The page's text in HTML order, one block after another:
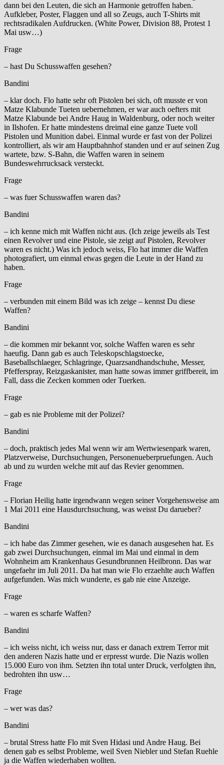
dann bei den Leuten, die sich an Harmonie getroffen haben.
Aufkleber, Poster, Flaggen und all so Zeugs, auch T-Shirts mit
rechtsradikalen Aufdrucken. (White Power, Division 88, Protest 1
Mai usw…)
Frage
– hast Du Schusswaffen gesehen?
Bandini
– klar doch. Flo hatte sehr oft Pistolen bei sich, oft musste er von
Matze Klabunde Tueten uebernehmen, er war auch oefters mit
Matze Klabunde bei Andre Haug in Waldenburg, oder noch weiter
in Ilshofen. Er hatte mindestens dreimal eine ganze Tuete voll
Pistolen und Munition dabei. Einmal wurde er fast von der Polizei
kontrolliert, als wir am Hauptbahnhof standen und er auf seinen Zug
wartete, bzw. S-Bahn, die Waffen waren in seinem
Bundeswehrrucksack versteckt.
Frage
– was fuer Schusswaffen waren das?
Bandini
– ich kenne mich mit Waffen nicht aus. (Ich zeige jeweils als Test
einen Revolver und eine Pistole, sie zeigt auf Pistolen, Revolver
waren es nicht.) Was ich jedoch weiss, Flo hat immer die Waffen
photografiert, um einmal etwas gegen die Leute in der Hand zu
haben.
Frage
– verbunden mit einem Bild was ich zeige – kennst Du diese
Waffen?
Bandini
– die kommen mir bekannt vor, solche Waffen waren es sehr
haeufig. Dann gab es auch Teleskopschlagstoecke,
Baseballschlaeger, Schlagringe, Quarzsandhandschuhe, Messer,
Pfefferspray, Reizgaskanister, man hatte sowas immer griffbereit, im
Fall, dass die Zecken kommen oder Tuerken.
Frage
– gab es nie Probleme mit der Polizei?
Bandini
– doch, praktisch jedes Mal wenn wir am Wertwiesenpark waren,
Platzverweise, Durchsuchungen, Personenueberpruefungen. Auch
ab und zu wurden welche mit auf das Revier genommen.
Frage
– Florian Heilig hatte irgendwann wegen seiner Vorgehensweise am
1 Mai 2011 eine Hausdurchsuchung, was weisst Du darueber?
Bandini
– ich habe das Zimmer gesehen, wie es danach ausgesehen hat. Es
gab zwei Durchsuchungen, einmal im Mai und einmal in dem
Wohnheim am Krankenhaus Gesundbrunnen Heilbronn. Das war
ungefaehr im Juli 2011. Da hat man wie Flo erzaehlte auch Waffen
aufgefunden. Was mich wunderte, es gab nie eine Anzeige.
Frage
– waren es scharfe Waffen?
Bandini
– ich weiss nicht, ich weiss nur, dass er danach extrem Terror mit
den anderen Nazis hatte und er erpresst wurde. Die Nazis wollen
15.000 Euro von ihm. Setzten ihn total unter Druck, verfolgten ihn,
bedrohten ihn usw…
Frage
– wer was das?
Bandini
– brutal Stress hatte Flo mit Sven Hidasi und Andre Haug. Bei
denen gab es selbst Probleme, weil Sven Niebler und Stefan Ruehle
ja die Waffen wiederhaben wollten.